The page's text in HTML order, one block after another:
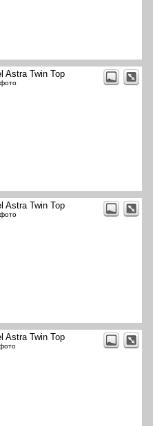
Astra Twin Top
Astra Twin Top
Astra Twin Top